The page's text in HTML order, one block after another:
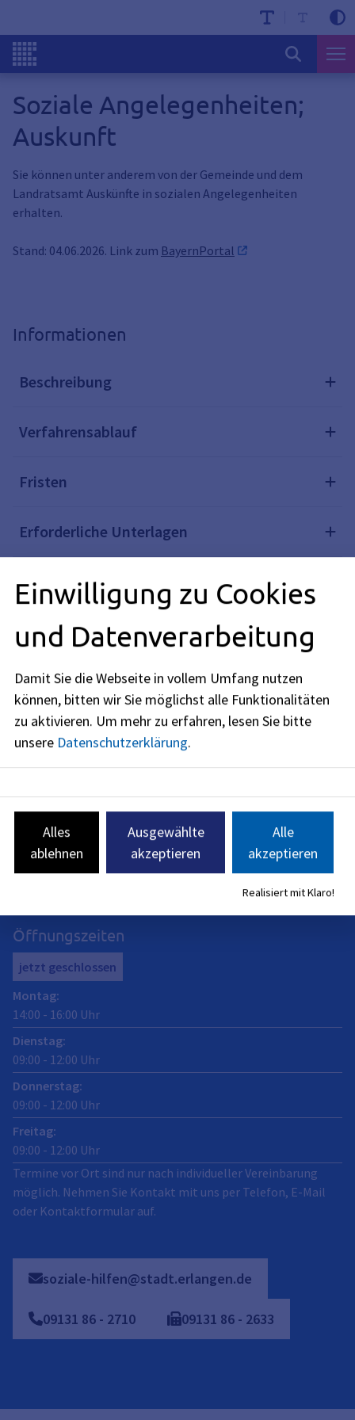
Soziale Angelegenheiten;
Auskunft
Sie können unter anderem von der Gemeinde und dem
Landratsamt Auskünfte in sozialen Angelegenheiten
erhalten.
Stand: 04.06.2026. Link zum BayernPortal
Informationen
Beschreibung
Verfahrensablauf
Fristen
Erforderliche Unterlagen
Rechtsgrundlagen
Verwandte Themen
Redaktionell verantwortlich: Bayerisches Staatsministerium
für Familie, Arbeit und Soziales (sieheBayernPortal )
Abt. Soziale Hilfen
Anschrift
Rathausplatz 1
Öffnungszeiten
jetzt geschlossen
Montag:
14:00 - 16:00 Uhr
Dienstag:
09:00 - 12:00 Uhr
Donnerstag:
09:00 - 12:00 Uhr
Freitag:
09:00 - 12:00 Uhr
Termine vor Ort sind nur nach individueller Vereinbarung
möglich. Nehmen Sie Kontakt mit uns per Telefon, E-Mail
oder Kontaktformular auf.
soziale-hilfen@stadt.erlangen.de
09131 86 - 2710 09131 86 - 2633
Einwilligung zu Cookies
und Datenverarbeitung
Damit Sie die Webseite in vollem Umfang nutzen
können, bitten wir Sie möglichst alle Funktionalitäten
zu aktivieren. Um mehr zu erfahren, lesen Sie bitte
unsere Datenschutzerklärung.
Alles
ablehnen
Ausgewählte
akzeptieren
Alle
akzeptieren
Realisiert mit Klaro!